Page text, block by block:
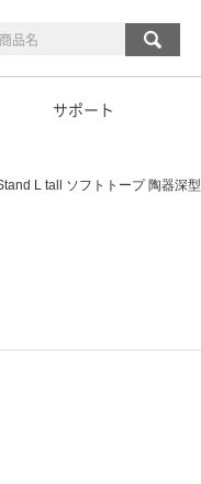
マイページ
カート
サポート
L tall ソフトトープ 陶器深型